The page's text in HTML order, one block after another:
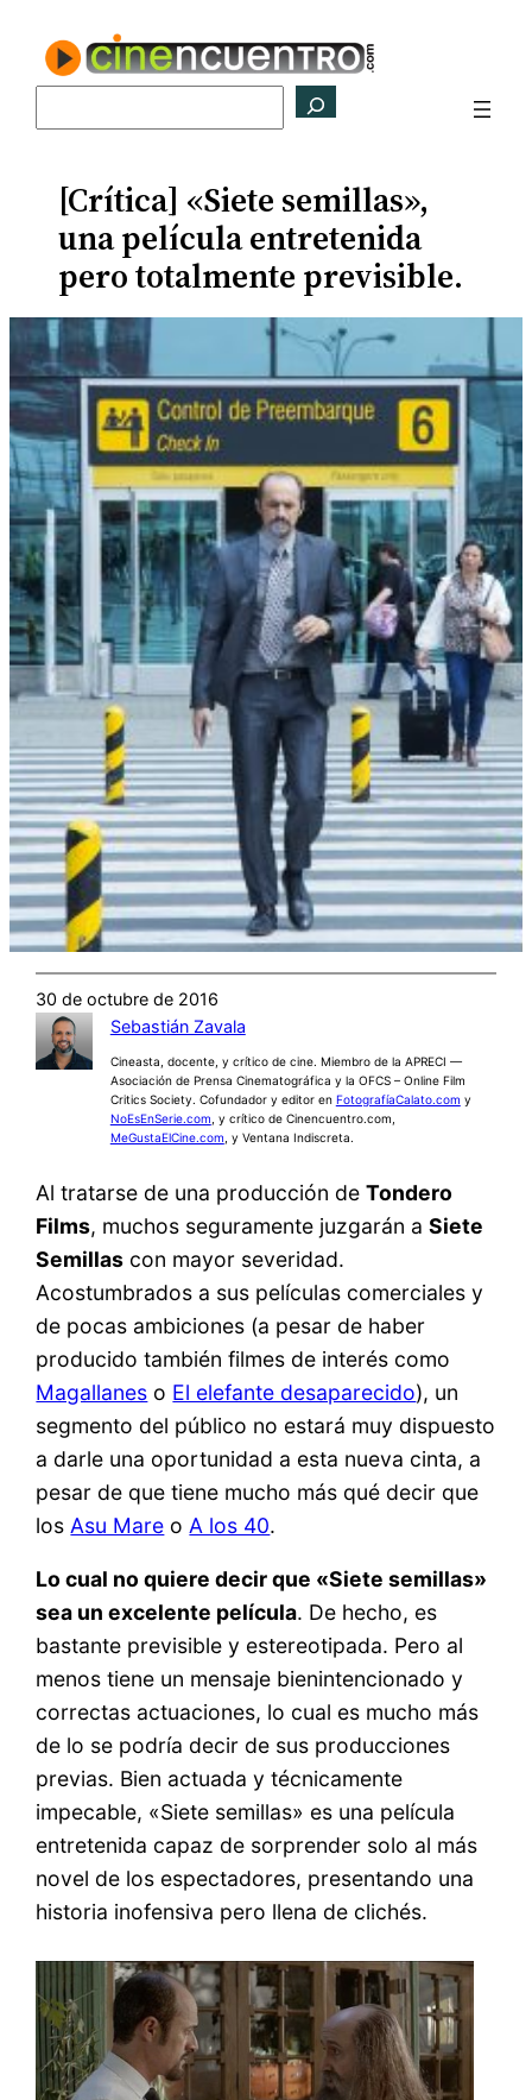
contenido
[Crítica] «Siete semillas»,
una película entretenida
pero totalmente previsible.
30 de octubre de 2016
Sebastián Zavala
Cineasta, docente, y crítico de cine. Miembro de la APRECI —
Asociación de Prensa Cinematográfica y la OFCS – Online Film
Critics Society. Cofundador y editor en FotografíaCalato.com y
NoEsEnSerie.com , y crítico de Cinencuentro.com,
MeGustaElCine.com , y Ventana Indiscreta.
Al tratarse de una producción deTondero
Films, muchos seguramente juzgarán aSiete
Semillas con mayor severidad.
Acostumbrados a sus películas comerciales y
de pocas ambiciones (a pesar de haber
producido también filmes de interés como
Magallanes o El elefante desaparecido), un
segmento del público no estará muy dispuesto
a darle una oportunidad a esta nueva cinta, a
pesar de que tiene mucho más qué decir que
los Asu Mare o A los 40.
Lo cual no quiere decir que «Siete semillas»
sea un excelente película. De hecho, es
bastante previsible y estereotipada. Pero al
menos tiene un mensaje bienintencionado y
correctas actuaciones, lo cual es mucho más
de lo se podría decir de sus producciones
previas. Bien actuada y técnicamente
impecable, «Siete semillas» es una película
entretenida capaz de sorprender solo al más
novel de los espectadores, presentando una
historia inofensiva pero llena de clichés.